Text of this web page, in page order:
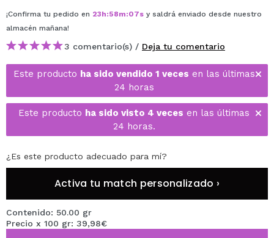
¡Confirma tu pedido en 23h:58m:07s y saldrá enviado desde nuestro
almacén mañana!
3 comentario(s) / Deja tu comentario
Este producto ha sido vendido 1 veces en las últimas
24 horas
Este producto ha sido visto 4 veces en las últimas
24 horas.
¿Es este producto adecuado para mí?
Activa tu match personalizado ›
Contenido: 50.00 gr
Precio x 100 gr: 39,98€